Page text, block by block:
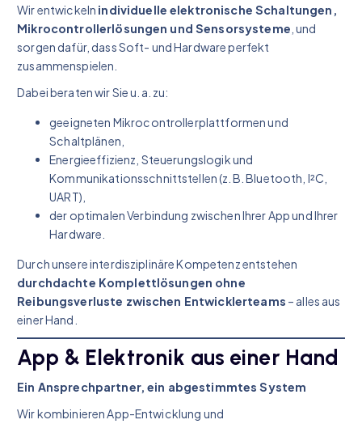
Wir entwickeln individuelle elektronische Schaltungen,
Mikrocontrollerlösungen und Sensorsysteme , und
sorgen dafür, dass Soft- und Hardware perfekt
zusammenspielen.
Dabei beraten wir Sie u. a. zu:
geeigneten Mikrocontrollerplattformen und
Schaltplänen,
Energieeffizienz, Steuerungslogik und
Kommunikationsschnittstellen (z. B. Bluetooth, I²C,
UART),
der optimalen Verbindung zwischen Ihrer App und Ihrer
Hardware.
Durch unsere interdisziplinäre Kompetenz entstehen
durchdachte Komplettlösungen ohne
Reibungsverluste zwischen Entwicklerteams – alles aus
einer Hand.
App & Elektronik aus einer Hand
Ein Ansprechpartner, ein abgestimmtes System
Wir kombinieren App-Entwicklung und